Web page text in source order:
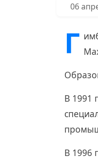
06
Г
В 1991
В 1996